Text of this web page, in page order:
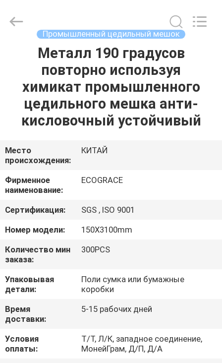
ПРОДУКТЫ
ПУТЕШЕСТВИЕ
ФАБРИКИ
ПРОВЕРКА
КАЧЕСТВА
СВЯЖИТЕСЬ
МЫ
СПРОСИТЕ
ЦИТАТУ
Copyright
industrialfilterbag.com.
Промышленный цедильный мешок
Металл 190 градусов
повторно используя
химикат промышленного
цедильного мешка анти-
кисловочный устойчивый
Место
происхождения:
КИТАЙ
Фирменное
наименование:
ECOGRACE
Сертификация:
SGS , ISO 9001
Номер модели:
150X3100mm
Количество мин
заказа:
300PCS
Упаковывая
детали:
Поли сумка или бумажные
коробки
Время
доставки:
5-15 рабочих дней
Условия
оплаты:
Т/Т, Л/К, западное соединение,
МонейГрам, Д/П, Д/А